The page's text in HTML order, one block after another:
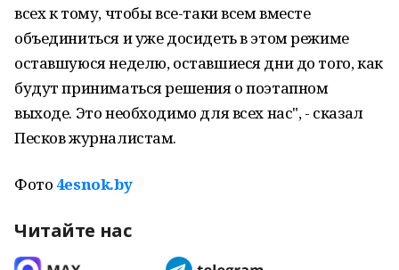
всех к тому, чтобы все-таки всем вместе
объединиться и уже досидеть в этом режиме
оставшуюся неделю, оставшиеся дни до того, как
будут приниматься решения о поэтапном
выходе. Это необходимо для всех нас", - сказал
Песков журналистам.
Фото 4esnok.by
Читайте нас